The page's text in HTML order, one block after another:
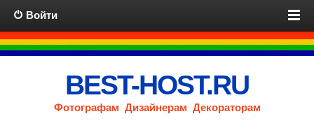
Войти
BEST-HOST.RU
Фотографам Дизайнерам Декораторам